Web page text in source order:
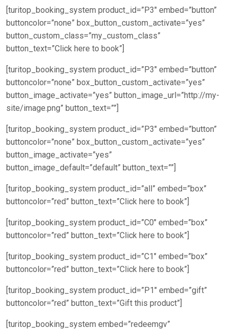
[turitop_booking_system product_id=”P3″ embed=”button”
buttoncolor=”none” box_button_custom_activate=”yes”
button_custom_class=”my_custom_class”
button_text=”Click here to book”]
[turitop_booking_system product_id=”P3″ embed=”button”
buttoncolor=”none” box_button_custom_activate=”yes”
button_image_activate=”yes” button_image_url=”http://my-
site/image.png” button_text=””]
[turitop_booking_system product_id=”P3″ embed=”button”
buttoncolor=”none” box_button_custom_activate=”yes”
button_image_activate=”yes”
button_image_default=”default” button_text=””]
[turitop_booking_system product_id=”all” embed=”box”
buttoncolor=”red” button_text=”Click here to book”]
[turitop_booking_system product_id=”C0″ embed=”box”
buttoncolor=”red” button_text=”Click here to book”]
[turitop_booking_system product_id=”C1″ embed=”box”
buttoncolor=”red” button_text=”Click here to book”]
[turitop_booking_system product_id=”P1″ embed=”gift”
buttoncolor=”red” button_text=”Gift this product”]
[turitop_booking_system embed=”redeemgv”